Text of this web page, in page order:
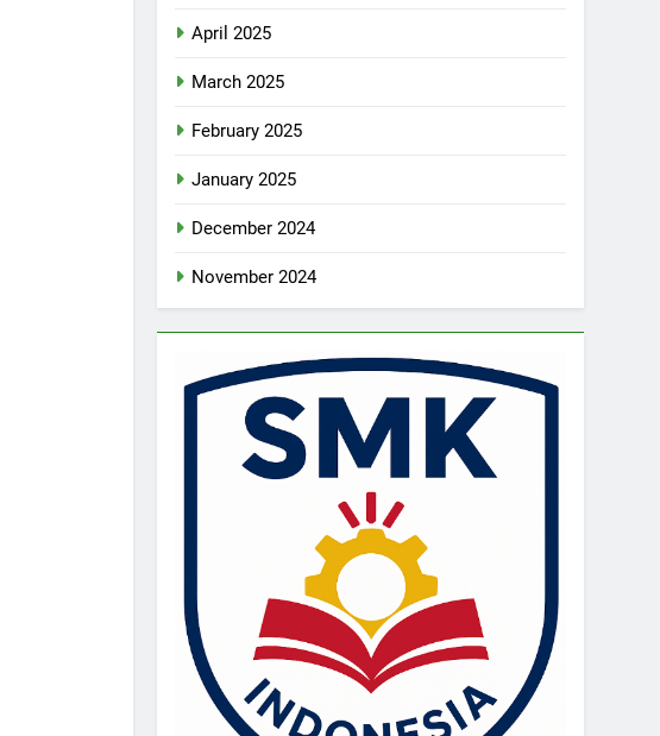
April 2025
March 2025
February 2025
January 2025
December 2024
November 2024